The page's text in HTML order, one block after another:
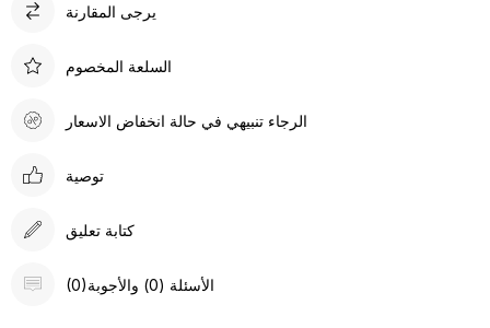
يرجى المقارنة
السلعة المخصوم
الرجاء تنبيهي في حالة انخفاض الاسعار
توصية
كتابة تعليق
(0)الأسئلة (0) والأجوبة